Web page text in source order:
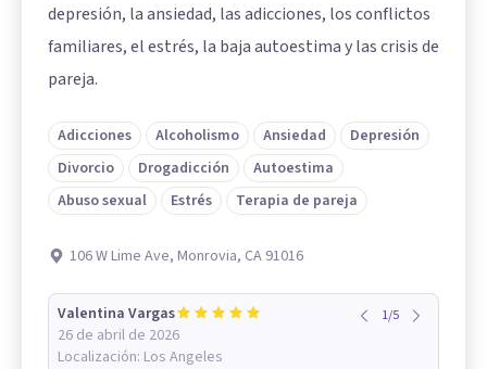
depresión, la ansiedad, las adicciones, los conflictos
familiares, el estrés, la baja autoestima y las crisis de
pareja.
Adicciones Alcoholismo Ansiedad
Depresión
Divorcio
Drogadicción
Autoestima
Abuso sexual
Estrés Terapia de pareja
106 W Lime Ave, Monrovia, CA 91016
Valentina Vargas
26 de abril de 2026
Localización: Los Angeles
1/5